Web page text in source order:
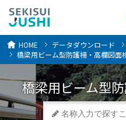
メニュ
メニュ
HOME データダウンロード
橋梁用ビーム型防護柵・高欄図面
橋梁用ビーム型